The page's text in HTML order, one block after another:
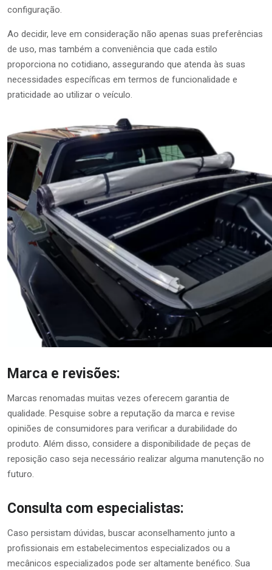
configuração.
Ao decidir, leve em consideração não apenas suas preferências
de uso, mas também a conveniência que cada estilo
proporciona no cotidiano, assegurando que atenda às suas
necessidades específicas em termos de funcionalidade e
praticidade ao utilizar o veículo.
Marca e revisões:
Marcas renomadas muitas vezes oferecem garantia de
qualidade. Pesquise sobre a reputação da marca e revise
opiniões de consumidores para verificar a durabilidade do
produto. Além disso, considere a disponibilidade de peças de
reposição caso seja necessário realizar alguma manutenção no
futuro.
Consulta com especialistas:
Caso persistam dúvidas, buscar aconselhamento junto a
profissionais em estabelecimentos especializados ou a
mecânicos especializados pode ser altamente benéfico. Sua